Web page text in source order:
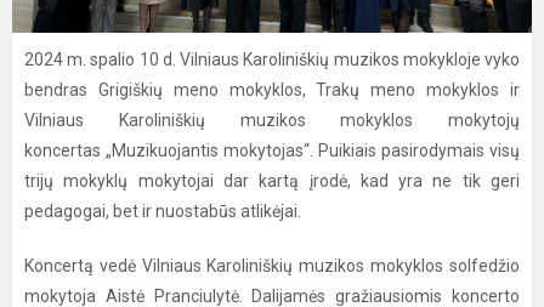
2024 m. spalio 10 d. Vilniaus Karoliniškių muzikos mokykloje vyko
bendras Grigiškių meno mokyklos, Trakų meno mokyklos ir
Vilniaus Karoliniškių muzikos mokyklos mokytojų
koncertas „Muzikuojantis mokytojas“. Puikiais pasirodymais visų
trijų mokyklų mokytojai dar kartą įrodė, kad yra ne tik geri
pedagogai, bet ir nuostabūs atlikėjai.
Koncertą vedė Vilniaus Karoliniškių muzikos mokyklos solfedžio
mokytoja Aistė Pranciulytė. Dalijamės gražiausiomis koncerto